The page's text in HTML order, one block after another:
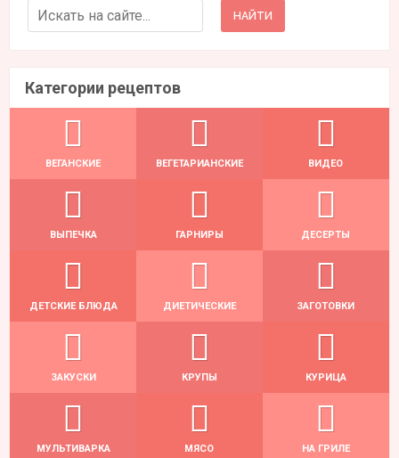
Search for:
Категории рецептов
ВЕГАНСКИЕ ВЕГЕТАРИАНСКИЕ ВИДЕО
ВЫПЕЧКА ГАРНИРЫ ДЕСЕРТЫ
ДЕТСКИЕ БЛЮДА ДИЕТИЧЕСКИЕ ЗАГОТОВКИ
ЗАКУСКИ КРУПЫ КУРИЦА
МУЛЬТИВАРКА МЯСО НА ГРИЛЕ